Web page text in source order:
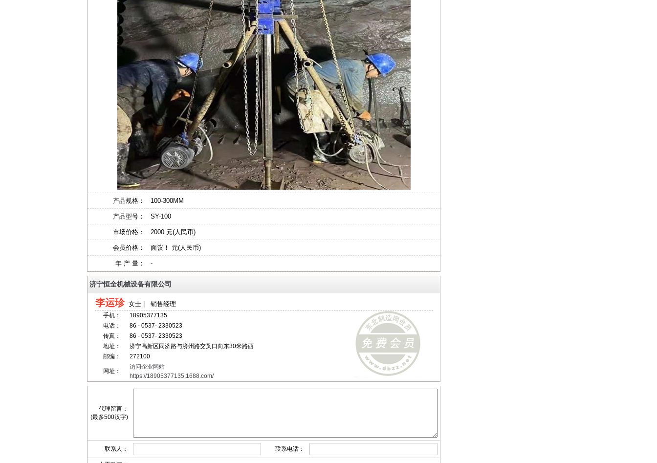
产品规格： 100-300MM
产品型号： SY-100
市场价格： 2000 元(人民币)
会员价格： 面议！ 元(人民币)
年 产 量： -
济宁恒全机械设备有限公司
李运珍女士 | 销售经理
手机：
18905377135
电话：
86 - 0537- 2330523
传真：
86 - 0537- 2330523
地址：
济宁高新区同济路与济州路交叉口向东30米路西
邮编：
272100
网址：
访问企业网站
https://18905377135.1688.com/
代理留言：
(最多500汉字)
联系人： 联系电话：